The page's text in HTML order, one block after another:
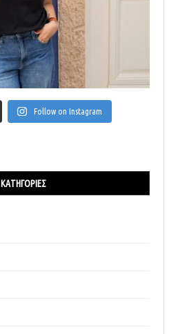
Follow on Instagram
ΚΑΤΗΓΟΡΊΕΣ